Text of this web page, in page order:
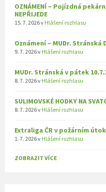
OZNÁMENÍ – Pojízdná
NEPŘIJEDE
15. 7. 2026v Hlášení rozhlasu
Oznámení – MUDr. Stránská
9. 7. 2026v Hlášení rozhlasu
MUDr. Stránská v pátek
8. 7. 2026v Hlášení rozhlasu
SULIMOVSKÉ HODKY NA
8. 7. 2026v Hlášení rozhlasu
Extraliga ČR v požárním
1. 7. 2026v Hlášení rozhlasu
ZOBRAZIT VÍCE